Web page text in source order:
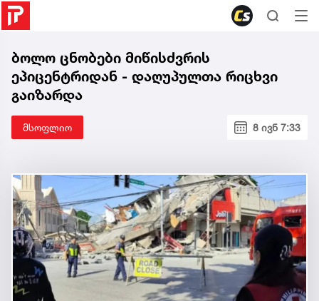
ბოლო ცნობები მიწისძვრის
ეპიცენტრიდან - დაღუპულთა რიცხვი
გაიზარდა
მსოფლიო 8 ივნ 7:33